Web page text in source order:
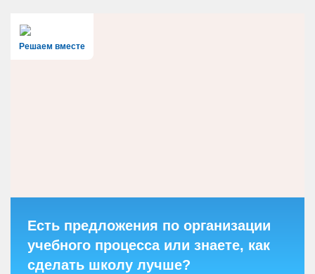
Решаем вместе
Есть предложения по организации
учебного процесса или знаете, как
сделать школу лучше?